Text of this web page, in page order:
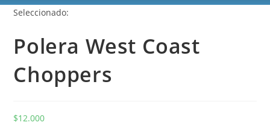
Seleccionado:
Polera West Coast
Choppers
$12.000